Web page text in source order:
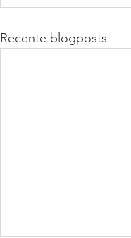
Recente blogposts